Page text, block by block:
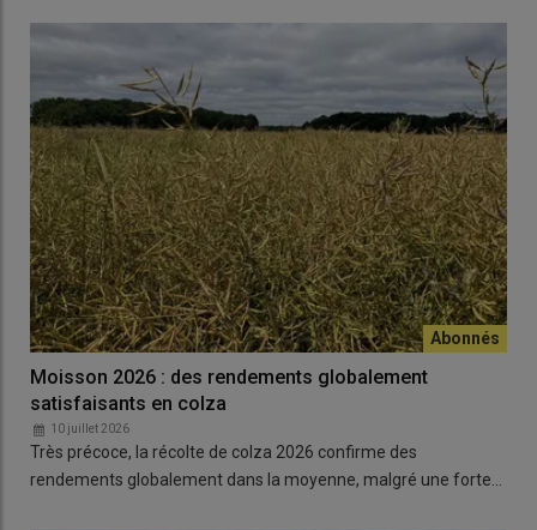
Moisson 2026 : des rendements globalement
satisfaisants en colza
10 juillet 2026
Très précoce, la récolte de colza 2026 confirme des
rendements globalement dans la moyenne, malgré une forte…